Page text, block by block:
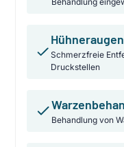
Schmerzfreie
Druckstellen
Behandlung von